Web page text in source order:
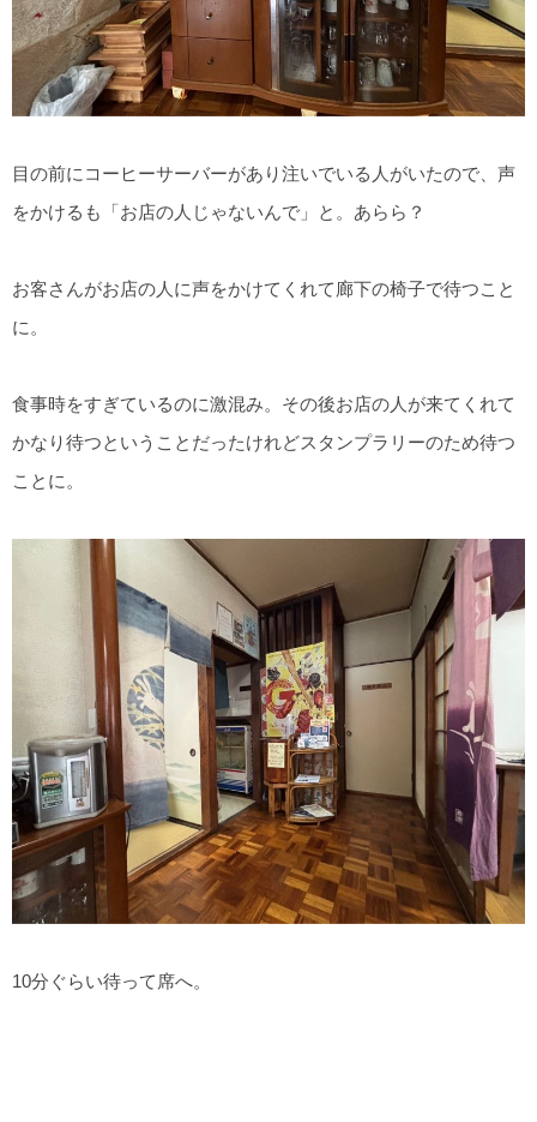
目の前にコーヒーサーバーがあり注いでいる人がいたので、声
をかけるも「お店の人じゃないんで」と。あらら？
お客さんがお店の人に声をかけてくれて廊下の椅子で待つこと
に。
食事時をすぎているのに激混み。その後お店の人が来てくれて
かなり待つということだったけれどスタンプラリーのため待つ
ことに。
10分ぐらい待って席へ。